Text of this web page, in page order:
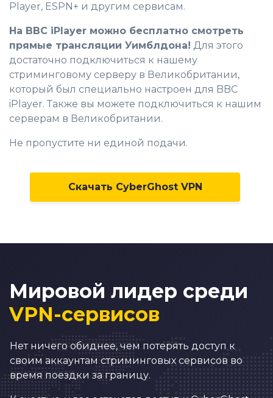
Player, ESPN+ и другим сервисам.
На BBC iPlayer можно бесплатно смотреть
прямые трансляции Уимблдона! Для этого
достаточно подключиться к нашему
стриминговому серверу в Великобритании,
который был специально настроен для BBC
iPlayer. Также вы можете подключиться к нашим
серверам в Великобритании.
Не пропустите ни единой подачи.
Скачать CyberGhost VPN
Мировой лидер среди
VPN-сервисов
Нет ничего обиднее, чем потерять доступ к
своим аккаунтам стриминговых сервисов во
время поездки за границу.
0
1
2
0
1
2
3
4
5
6
7
8
0
2
3
4
5
6
0
1
2
4
6
7
9
0